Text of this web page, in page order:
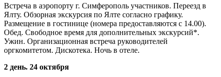
Встреча в аэропорту г. Симферополь участников. Переезд в
Ялту. Обзорная экскурсия по Ялте согласно графику.
Размещение в гостинице (номера предоставляются с 14.00).
Обед. Свободное время для дополнительных экскурсий*.
Ужин. Организационная встреча руководителей
оргкомитетом. Дискотека. Ночь в отеле.
2 день. 24 октября